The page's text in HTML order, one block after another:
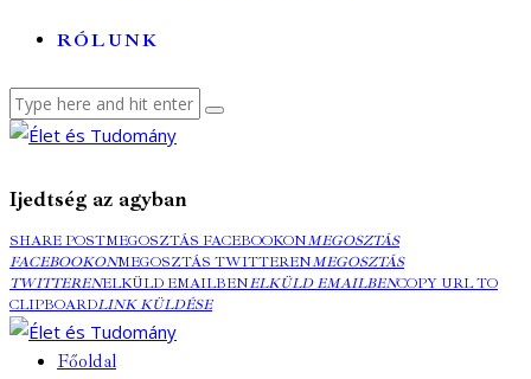
RÓLUNK
Ijedtség az agyban
SHARE POSTMEGOSZTÁS FACEBOOKONMEGOSZTÁS
FACEBOOKONMEGOSZTÁS TWITTERENMEGOSZTÁS
TWITTERENELKÜLD EMAILBENELKÜLD EMAILBENCOPY URL TO
CLIPBOARDLINK KÜLDÉSE
Főoldal